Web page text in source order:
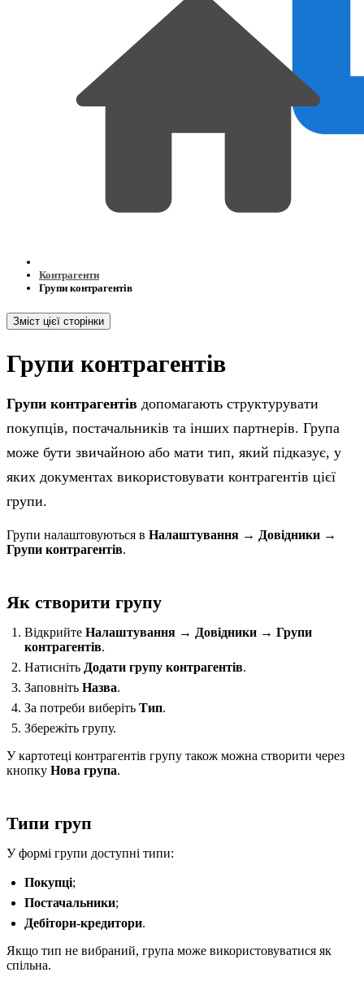
Контрагенти
Групи контрагентів
Зміст цієї сторінки
Групи контрагентів
Групи контрагентів допомагають структурувати
покупців, постачальників та інших партнерів. Група
може бути звичайною або мати тип, який підказує, у
яких документах використовувати контрагентів цієї
групи.
Групи налаштовуються в Налаштування → Довідники →
Групи контрагентів.
Як створити групу
Відкрийте Налаштування → Довідники → Групи
контрагентів.
Натисніть Додати групу контрагентів.
Заповніть Назва.
За потреби виберіть Тип.
Збережіть групу.
У картотеці контрагентів групу також можна створити через
кнопку Нова група.
Типи груп
У формі групи доступні типи:
Покупці;
Постачальники;
Дебітори-кредитори.
Якщо тип не вибраний, група може використовуватися як
спільна.